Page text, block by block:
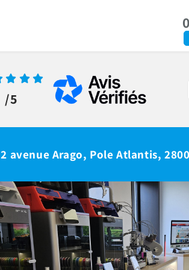
/5
2 avenue Arago, Pole Atlantis,